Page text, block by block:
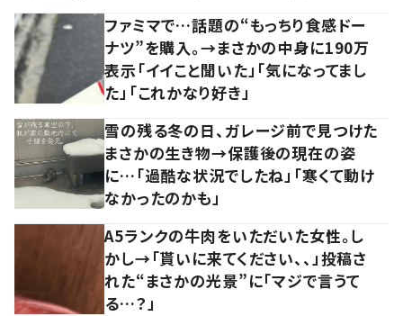
ファミマで…話題の“もっちり食感ドー
ナツ”を購入。→まさかの中身に190万
表示「イイこと聞いた」「気になってまし
た」「これかなり好き」
雪の残る冬の日、ガレージ前で見つけた
まさかの生き物→保護後の現在の姿
に…「過酷な状況でしたね」「寒くて動け
なかったのかも」
A5ランクの牛肉をいただいた女性。し
かし→「貰いに来てください、、」投稿さ
れた“まさかの光景”に「マジで言うて
る…？」